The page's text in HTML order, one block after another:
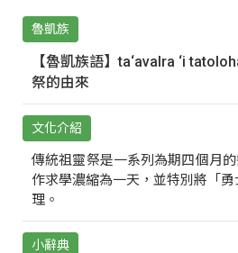
魯凱族
【魯凱族語】ta‘avalra ‘i
祭的由來
文化介紹
傳統祖靈祭是一系列為期四個月
作求學濃縮為一天，並特別將「勇
理。
小辭典